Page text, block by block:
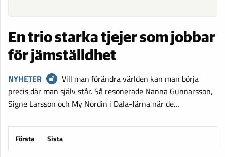
En trio starka tjejer som jobbar
för jämställdhet
NYHETER
Vill man förändra världen kan man börja
precis där man själv står. Så resonerade Nanna Gunnarsson,
Signe Larsson och My Nordin i Dala-Järna när de…
Första Sista